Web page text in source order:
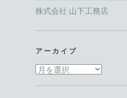
株式会社 山下工務店
アーカイブ
ア